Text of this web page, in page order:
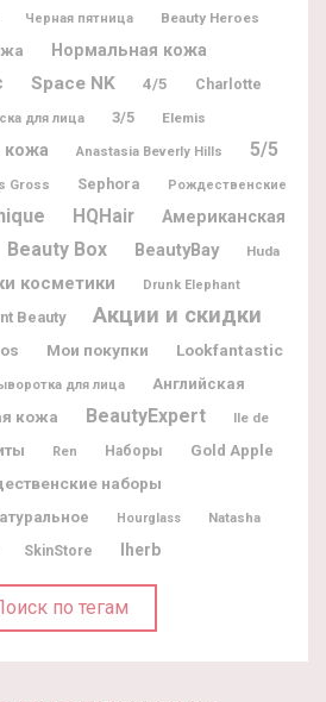
Черная пятница Beauty Heroes
Нормальная кожа
Space NK 4/5
Charlotte
для лица 3/5 Elemis
кожа Anastasia Beverly Hills 5/5
Gross Sephora Рождественские
HQHair
Американская
Beauty Box BeautyBay
Huda
косметики Drunk Elephant
Beauty Акции и скидки
Мои покупки
Lookfantastic
для лица
Английская
кожа BeautyExpert
Ile de
Ren Наборы Gold Apple
наборы
Hourglass
Natasha
SkinStore Iherb
по тегам